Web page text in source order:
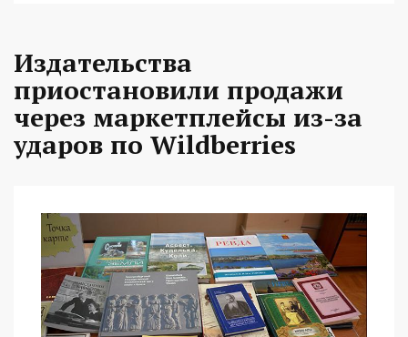
Издательства
приостановили продажи
через маркетплейсы из-за
ударов по Wildberries